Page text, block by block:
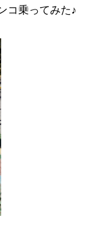
コ乗ってみた♪